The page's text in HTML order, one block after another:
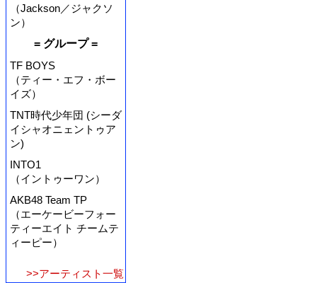
（Jackson／ジャクソ
ン）
= グループ =
TF BOYS
（ティー・エフ・ボー
イズ）
TNT時代少年団 (シーダ
イシャオニェントゥア
ン)
INTO1
（イントゥーワン）
AKB48 Team TP
（エーケービーフォー
ティーエイト チームテ
ィーピー）
>>アーティスト一覧